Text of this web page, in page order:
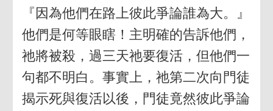
『因為他們在路上彼此爭論誰為大。』
他們是何等眼瞎！主明確的告訴他們，
祂將被殺，過三天祂要復活，但他們一
句都不明白。事實上，祂第二次向門徒
揭示死與復活以後，門徒竟然彼此爭論